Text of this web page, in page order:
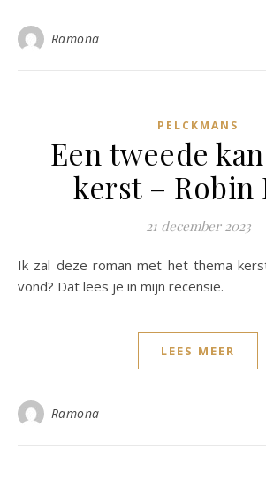
Ramona
PELCKMANS
Een tweede
kerst – Robin
21 december 2023
Ik zal deze roman met het thema kerstmis. Wat ik ervan
vond? Dat lees je in mijn recensie.
LEES MEER
Ramona